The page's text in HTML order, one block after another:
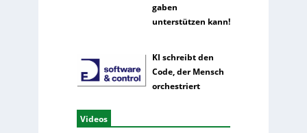
gaben
unterstützen kann!
KI schreibt den
Code, der Mensch
orchestriert
Videos